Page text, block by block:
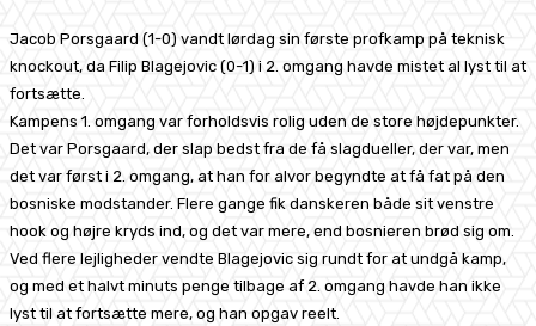
Jacob Porsgaard (1-0) vandt lørdag sin første profkamp på teknisk
knockout, da Filip Blagejovic (0-1) i 2. omgang havde mistet al lyst til at
fortsætte.
Kampens 1. omgang var forholdsvis rolig uden de store højdepunkter.
Det var Porsgaard, der slap bedst fra de få slagdueller, der var, men
det var først i 2. omgang, at han for alvor begyndte at få fat på den
bosniske modstander. Flere gange fik danskeren både sit venstre
hook og højre kryds ind, og det var mere, end bosnieren brød sig om.
Ved flere lejligheder vendte Blagejovic sig rundt for at undgå kamp,
og med et halvt minuts penge tilbage af 2. omgang havde han ikke
lyst til at fortsætte mere, og han opgav reelt.